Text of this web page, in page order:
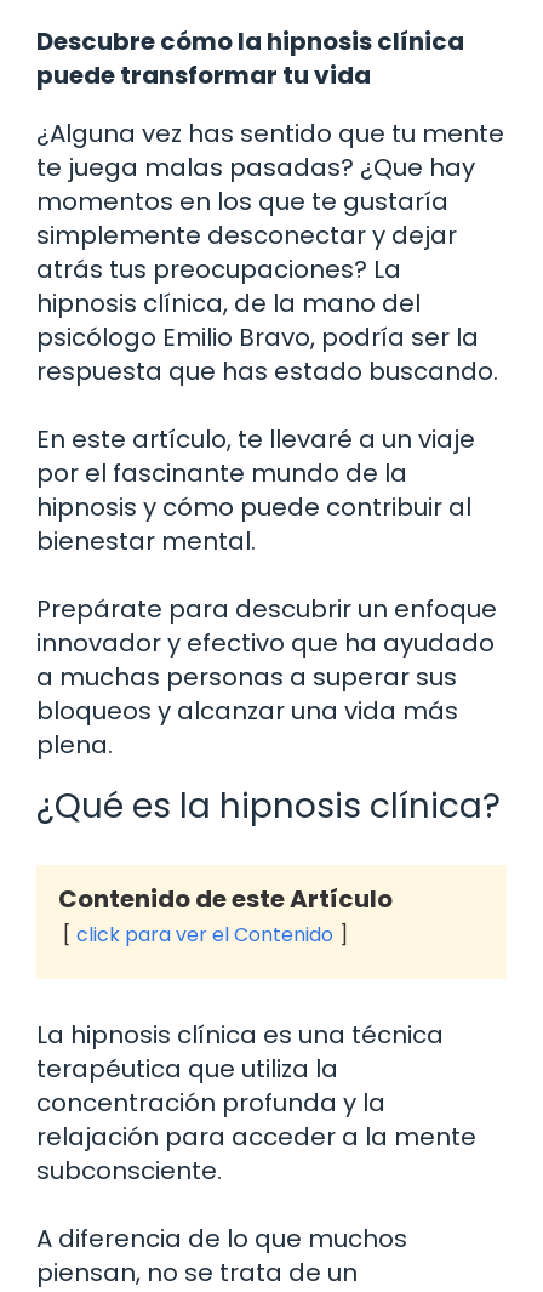
Descubre cómo la hipnosis clínica
puede transformar tu vida
¿Alguna vez has sentido que tu mente
te juega malas pasadas? ¿Que hay
momentos en los que te gustaría
simplemente desconectar y dejar
atrás tus preocupaciones? La
hipnosis clínica, de la mano del
psicólogo Emilio Bravo, podría ser la
respuesta que has estado buscando.
En este artículo, te llevaré a un viaje
por el fascinante mundo de la
hipnosis y cómo puede contribuir al
bienestar mental.
Prepárate para descubrir un enfoque
innovador y efectivo que ha ayudado
a muchas personas a superar sus
bloqueos y alcanzar una vida más
plena.
¿Qué es la hipnosis clínica?
Contenido de este Artículo
click para ver el Contenido
La hipnosis clínica es una técnica
terapéutica que utiliza la
concentración profunda y la
relajación para acceder a la mente
subconsciente.
A diferencia de lo que muchos
piensan, no se trata de un